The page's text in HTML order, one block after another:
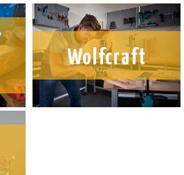
Wolfcraft